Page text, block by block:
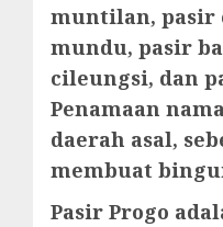
muntilan, pasir
mundu, pasir
cileungsi, dan
Penamaan
daerah asal,
membuat
Pasir Progo